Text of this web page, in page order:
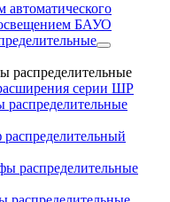
автоматического
БАУО
серии ШР
распределительные